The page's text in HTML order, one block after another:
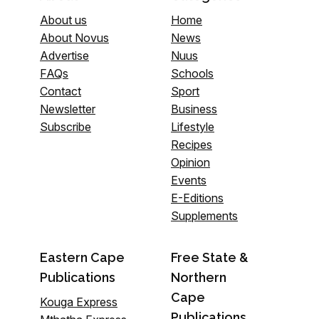
About us
About Novus
Advertise
FAQs
Contact
Newsletter
Subscribe
Home
News
Nuus
Schools
Sport
Business
Lifestyle
Recipes
Opinion
Events
E-Editions
Supplements
Eastern Cape
Publications
Kouga Express
Free State &
Northern
Cape